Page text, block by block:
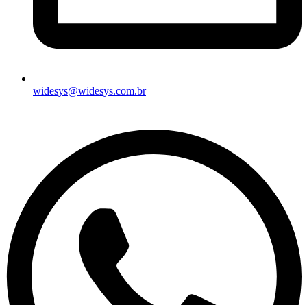
widesys@widesys.com.br